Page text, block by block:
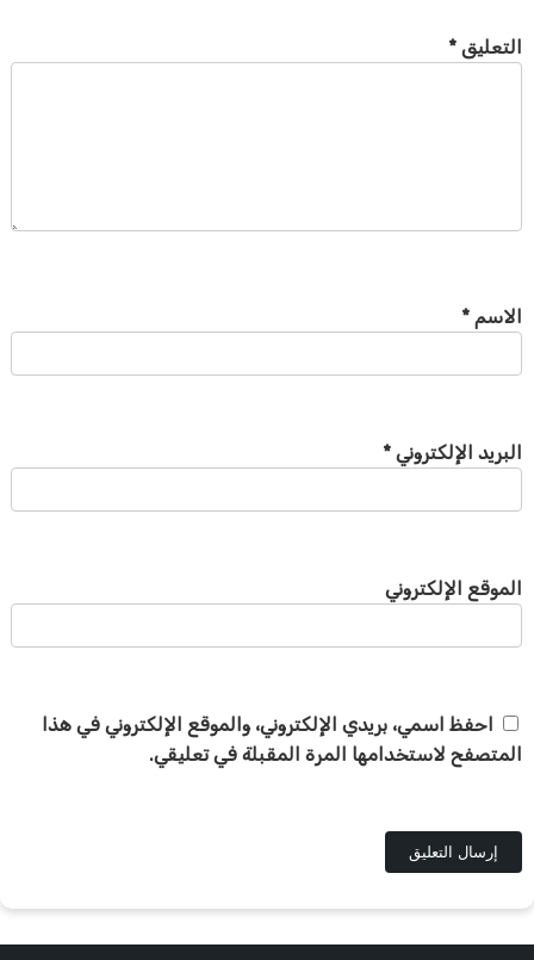
التعليق *
الاسم *
البريد الإلكتروني *
الموقع الإلكتروني
احفظ اسمي، بريدي الإلكتروني، والموقع الإلكتروني في هذا
المتصفح لاستخدامها المرة المقبلة في تعليقي.